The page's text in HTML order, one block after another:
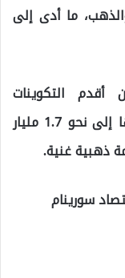
ما أدى إلى
التكوينات
الجيولوجية على الأرض، إذ يعود تاريخها إلى نحو 1.7 مليار
ذهبية غنية.
سورينام